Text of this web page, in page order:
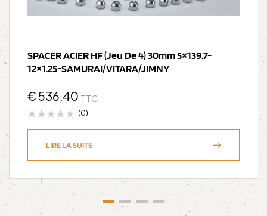
SPACER ACIER HF (jeu De 4) 30mm 5×139.7-
12×1.25-SAMURAI/VITARA/JIMNY
€536,40 TTC
(0)
LIRE LA SUITE